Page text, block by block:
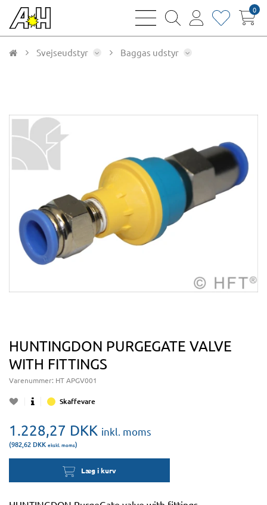
bars
magnifying
user
heart0
Svejseudstyr Baggas udstyr
HUNTINGDON PURGEGATE VALVE
WITH FITTINGS
Varenummer: HT APGV001
Skaffevare
1.228,27 DKK inkl. moms
(982,62 DKK ekskl. moms)
Læg i kurv